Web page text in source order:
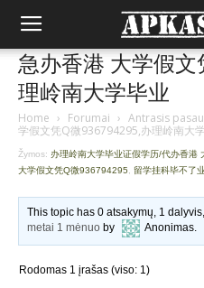
急办香港 大学假文
理岭南大学毕业
Home › Forumai › Antrasis
学假文凭Q微936794295,办理岭南大
Žymos: 办理岭南大学毕业证假学历/代办香港
大学假文凭Q微936794295
留学挂科毕不了
This topic has 0 atsakymų, 1
metai 1 mėnuo by Anonimas.
Rodomas 1 įrašas (viso: 1)